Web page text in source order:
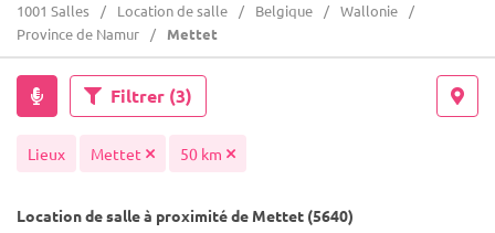
1001 Salles Location de salle Belgique
Wallonie
Province de Namur
Mettet
Filtrer (3)
Lieux Mettet 50 km
Location de salle à proximité de Mettet (5640)